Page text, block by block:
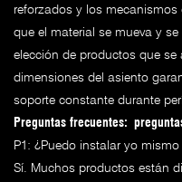
reforzados y los
que el material se mueva y
elección de productos que
dimensiones del asiento
soporte constante durante
Preguntas frecuentes:
P1: ¿Puedo instalar yo
Sí. Muchos productos están